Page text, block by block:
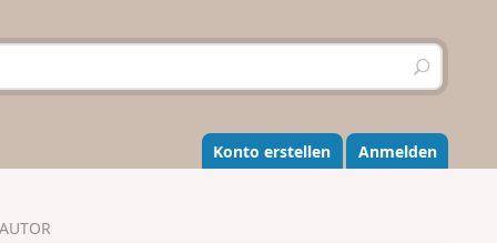
S
u
h
e
n
Konto erstellen Anmelden
AUTOR